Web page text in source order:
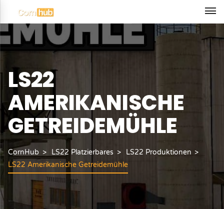
LS22
AMERIKANISCHE
GETREIDEMÜHLE
CornHub LS22 Platzierbares
LS22 Produktionen
LS22 Amerikanische Getreidemühle